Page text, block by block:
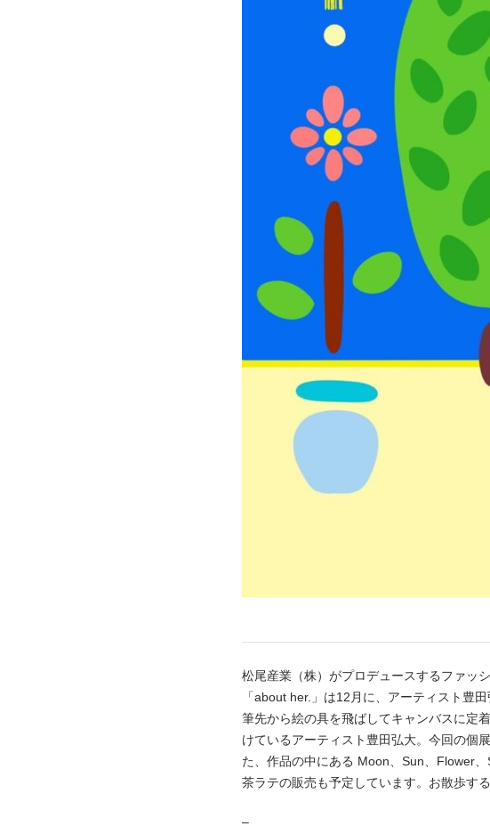
松尾産業（株）がプロデュースするファッ
「about her.」は12月に、アーティスト豊
筆先から絵の具を飛ばしてキャンバスに定
けているアーティスト豊田弘大。今回の個
た、作品の中にある Moon、Sun、Flower
茶ラテの販売も予定しています。お散歩す
–